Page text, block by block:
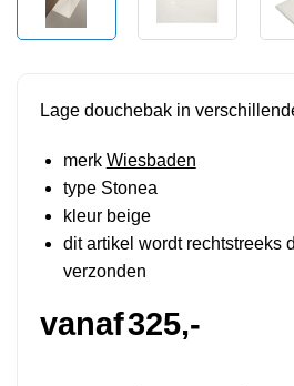
Lage douchebak in
merk Wiesbaden
type Stonea
kleur beige
dit artikel wordt rechtstreeks
verzonden
vanaf325,-